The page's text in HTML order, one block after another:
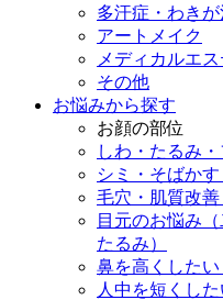
多汗症・わきが
アートメイク
メディカルエ
その他
お悩みから探す
お顔の部位
しわ・たるみ
シミ・そばか
毛穴・肌質改
目元のお悩み
たるみ）
鼻を高くした
人中を短くし